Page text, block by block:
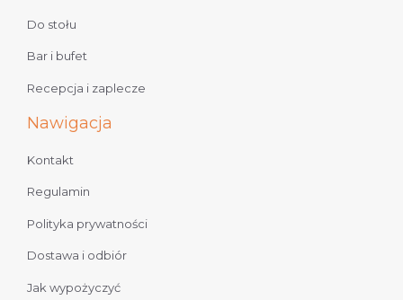
Do stołu
Bar i bufet
Recepcja i zaplecze
Nawigacja
Kontakt
Regulamin
Polityka prywatności
Dostawa i odbiór
Jak wypożyczyć